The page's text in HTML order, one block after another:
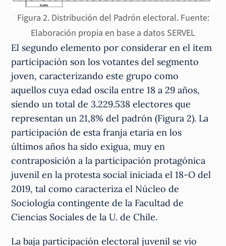
Figura 2. Distribución del Padrón electoral. Fuente:
Elaboración propia en base a datos SERVEL
El segundo elemento por considerar en el ítem
participación son los votantes del segmento
joven, caracterizando este grupo como
aquellos cuya edad oscila entre 18 a 29 años,
siendo un total de 3.229.538 electores que
representan un 21,8% del padrón (Figura 2). La
participación de esta franja etaria en los
últimos años ha sido exigua, muy en
contraposición a la participación protagónica
juvenil en la protesta social iniciada el 18-O del
2019, tal como caracteriza el Núcleo de
Sociología contingente de la Facultad de
Ciencias Sociales de la U. de Chile.
La baja participación electoral juvenil se vio